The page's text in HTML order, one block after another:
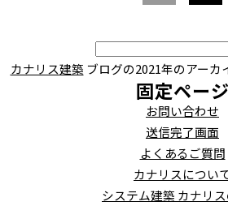
検
索:
カナリス建築 ブログの2021年のアーカ
固定ページ
お問い合わせ
送信完了画面
よくあるご質問
カナリスについ
システム建築 カナリ